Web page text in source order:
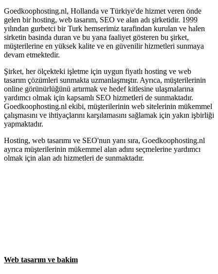
Goedkoophosting.nl, Hollanda ve Türkiye'de hizmet veren önde
gelen bir hosting, web tasarım, SEO ve alan adı şirketidir. 1999
yılından gurbetci bir Turk hemserimiz tarafindan kurulan ve halen
sirketin basinda duran ve bu yana faaliyet gösteren bu şirket,
müşterilerine en yüksek kalite ve en güvenilir hizmetleri sunmaya
devam etmektedir.
Şirket, her ölçekteki işletme için uygun fiyatlı hosting ve web
tasarım çözümleri sunmakta uzmanlaşmıştır. Ayrıca, müşterilerinin
online görünürlüğünü artırmak ve hedef kitlesine ulaşmalarına
yardımcı olmak için kapsamlı SEO hizmetleri de sunmaktadır.
Goedkoophosting.nl ekibi, müşterilerinin web sitelerinin mükemmel
çalışmasını ve ihtiyaçlarını karşılamasını sağlamak için yakın işbirliği
yapmaktadır.
Hosting, web tasarımı ve SEO'nun yanı sıra, Goedkoophosting.nl
ayrıca müşterilerinin mükemmel alan adını seçmelerine yardımcı
olmak için alan adı hizmetleri de sunmaktadır.
Web tasarım ve bakim